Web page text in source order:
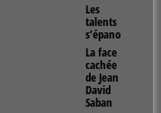
Les
talents
s’épanouissent
La face
cachée
de Jean
David
Saban